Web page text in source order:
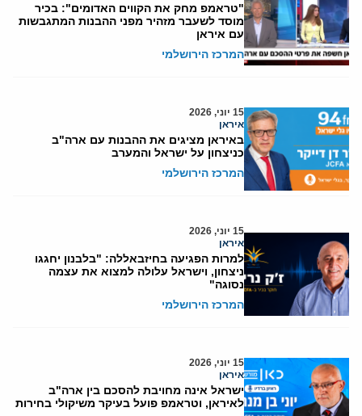
"טראמפ מחק את הקווים האדומים": בכיר
מוסד לשעבר מזהיר מפני ההבנות המתגבשות
עם איראן
המרכז הירושלמי
15 יוני, 2026
איראן
באיראן מציגים את ההבנות עם ארה"ב
כניצחון על ישראל והמערב
המרכז הירושלמי
15 יוני, 2026
איראן
למרות הפגיעה בחיזבאללה: "בלבנון יחגגו
ניצחון, וישראל עלולה למצוא את עצמה
נסוגה"
המרכז הירושלמי
15 יוני, 2026
איראן
ישראל אינה מחויבת להסכם בין ארה"ב
לאיראן, וטראמפ פועל בעיקר משיקולי בחירות